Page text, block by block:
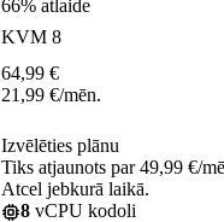
66% atlaide
KVM 8
64,99 €
21,99 €/mēn.
Izvēlēties plānu
Tiks atjaunots par 49,99 €/
Atcel jebkurā laikā.
8 vCPU kodoli